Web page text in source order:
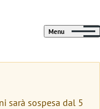
Menu
sarà sospesa dal 5